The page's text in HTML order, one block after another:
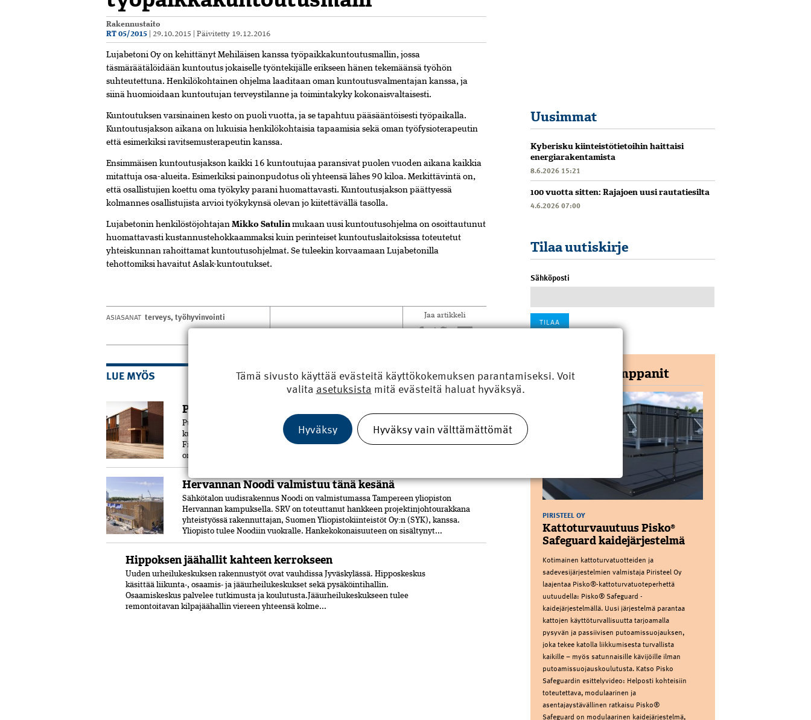
Rakennustaito
RT 05/2015
29.10.2015 |Päivitetty 19.12.2016
Lujabetoni Oy on kehittänyt Mehiläisen kanssa työpaikkakuntoutusmallin, jossa
täsmäräätälöidään kuntoutus jokaiselle työntekijälle erikseen hänen tekemäänsä työhön
suhteutettuna. Henkilökohtainen ohjelma laaditaan oman kuntoutusvalmentajan kanssa, ja
siinä huomioidaan kuntoutujan terveystilanne ja toimintakyky kokonaisvaltaisesti.
Kuntoutuksen varsinainen kesto on puoli vuotta, ja se tapahtuu pääsääntöisesti työpaikalla.
Kuntoutusjakson aikana on lukuisia henkilökohtaisia tapaamisia sekä oman työfysioterapeutin
että esimerkiksi ravitsemusterapeutin kanssa.
Ensimmäisen kuntoutusjakson kaikki 16 kuntoutujaa paransivat puolen vuoden aikana kaikkia
mitattuja osa-alueita. Esimerkiksi painonpudotus oli yhteensä lähes 90 kiloa. Merkittävintä on,
että osallistujien koettu oma työkyky parani huomattavasti. Kuntoutusjakson päättyessä
kolmannes osallistujista arvioi työkykynsä olevan jo kiitettävällä tasolla.
Lujabetonin henkilöstöjohtajanMikko Satulinmukaan uusi kuntoutusohjelma on osoittautunut
huomattavasti kustannustehokkaammaksi kuin perinteiset kuntoutuslaitoksissa toteutetut
yhteiskunnan rahoittamat kuntoutusohjelmat. Se tuleekin korvaamaan Lujabetonilla
tehottomiksi havaitut Aslak-kuntoutukset.
ASIASANAT terveys,työhyvinvointi Jaa artikkeli
LUE MYÖS
Pori sai uuden kulttuuritalon
Puu on merkittävässä roolissa Porin keskustaan Eteläpuiston ja Mikonkadun
kulmaan viime vuoden lopussa valmistuneessa moni­toimitalossa, Kulturhuset
Fiinissä. Rakennuskokonaisuuden laajennusosa on tehty CLT-levyistä. Julkisivuissa
on käytetty puuta ja paljon tiiltä. Uudisrakennuksen on...
Hervannan Noodi valmistuu tänä kesänä
Sähkötalon uudisrakennus Noodi on valmistumassa Tampereen yliopiston
Hervannan kampuksella. SRV on toteuttanut hankkeen projektinjohtourakkana
yhteistyössä rakennuttajan, Suomen Yliopistokiinteistöt Oy:n (SYK), kanssa.
Yliopisto tulee Noodiin vuokralle. Hankekokonaisuuteen on sisältynyt...
Hippoksen jäähallit kahteen kerrokseen
Uuden urheilukeskuksen rakennustyöt ovat vauhdissa Jyväskylässä. Hipposkeskus
käsittää liikunta-, osaamis- ja jääurheilukeskukset sekä pysäköintihallin.
Osaamiskeskus palvelee tutkimusta ja koulutusta.Jääurheilukeskukseen tulee
remontoitavan kilpajäähallin viereen yhteensä kolme...
Uusimmat
Kyberisku kiinteistötietoihin haittaisi
energiarakentamista
8.6.2026 15:21
100 vuotta sitten: Rajajoen uusi rautatiesilta
4.6.2026 07:00
Tilaa uutiskirje
Sähköposti
Yhteistyökumppanit
PIRISTEEL OY
Kattoturvauutuus Pisko®
Safeguard kaidejärjestelmä
Kotimainen kattoturvatuotteiden ja
sadevesijärjestelmien valmistaja Piristeel Oy
laajentaa Pisko®-kattoturvatuoteperhettä
uutuudella: Pisko® Safeguard -
kaidejärjestelmällä. Uusi järjestelmä parantaa
kattojen käyttöturvallisuutta tarjoamalla
pysyvän ja passiivisen putoamissuojauksen,
joka tekee katolla liikkumisesta turvallista
kaikille – myös satunnaisille kävijöille ilman
putoamissuojauskoulutusta. Katso Pisko
Safeguardin esittelyvideo: Helposti kohteisiin
toteutettava, modulaarinen ja
asentajaystävällinen ratkaisu Pisko®
Safeguard on modulaarinen kaidejärjestelmä,
Tämä sivusto käyttää evästeitä käyttökokemuksen parantamiseksi. Voit
valita asetuksista mitä evästeitä haluat hyväksyä.
Hyväksy Hyväksy vain välttämättömät